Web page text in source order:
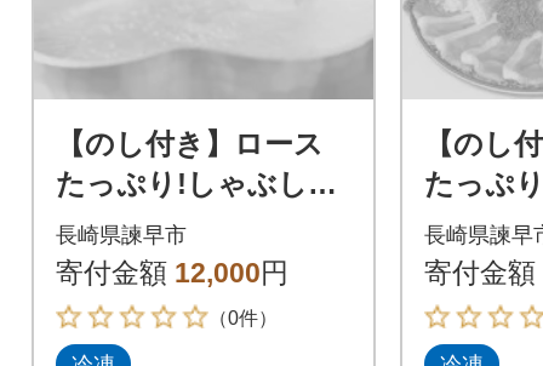
【のし付き】ロース
たっぷり!しゃぶしゃ
ぶセット 1.2kg 諫早
平野の米で育てた諫美
豚(かんびとん)
長崎県諫早市
寄付金額 12,000円
（0件）
【のし
たっぷ
ぶ焼肉
諫早平
諫美豚
長崎県諫早
寄付金額